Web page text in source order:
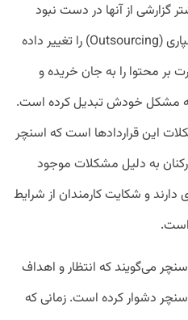
گزارشی از آنها در دست نبود
مرزبندی‌های سنتی رابطه برون سپاری (Outsourcing) را تغییر داده
محتوا را به جان خریده و
مشکل خودش تبدیل کرده است.
این قراردادها است که اسنچر
به دلیل مشکلات موجود
و شکایت کارمندان از شرایط
است.
می‌گویند که انتظار و اهداف
دشوار کرده است. زمانی که